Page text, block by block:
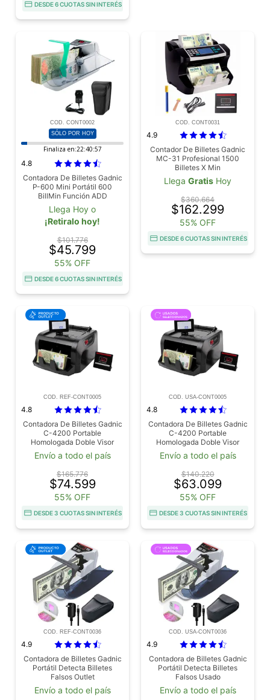
DESDE 6 CUOTAS SIN INTERÉS
COD. CONT0002
SÓLO POR HOY
Finaliza en:22:40:56
4.8
Contadora De Billetes Gadnic
P-600 Mini Portátil 600
BillMin Función ADD
Llega Hoy o
¡Retiralo hoy!
$101.776
$45.799
55% OFF
DESDE 6 CUOTAS SIN INTERÉS
COD. CONT0031
4.9
Contador De Billetes Gadnic
MC-31 Profesional 1500
Billetes X Min
Llega Gratis Hoy
$360.664
$162.299
55% OFF
DESDE 6 CUOTAS SIN INTERÉS
COD. REF-CONT0005
4.8
Contadora De Billetes Gadnic
C-4200 Portable
Homologada Doble Visor
Detecta Falsos Outlet
Envío a todo el país
$165.776
$74.599
55% OFF
DESDE 3 CUOTAS SIN INTERÉS
COD. USA-CONT0005
4.8
Contadora De Billetes Gadnic
C-4200 Portable
Homologada Doble Visor
Detecta Falsos Usado
Envío a todo el país
$140.220
$63.099
55% OFF
DESDE 3 CUOTAS SIN INTERÉS
COD. REF-CONT0036
4.9
Contadora de Billetes Gadnic
Portátil Detecta Billetes
Falsos Outlet
Envío a todo el país
COD. USA-CONT0036
4.9
Contadora de Billetes Gadnic
Portátil Detecta Billetes
Falsos Usado
Envío a todo el país